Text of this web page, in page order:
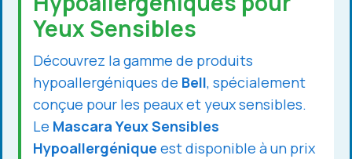
Yeux Sensibles
Découvrez la gamme de produits
hypoallergéniques de Bell, spécialement
conçue pour les peaux et yeux sensibles.
Le Mascara Yeux Sensibles
Hypoallergénique est disponible à un prix